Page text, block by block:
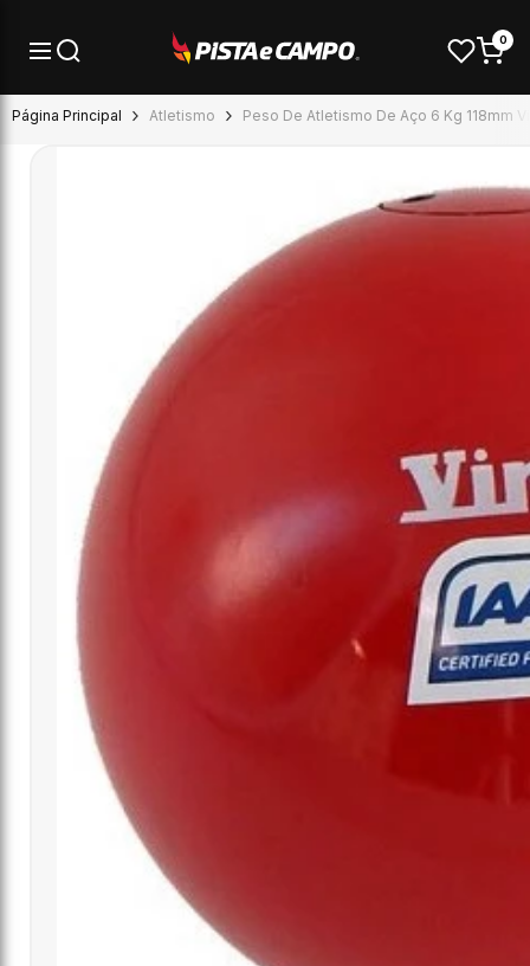
0
Página Principal Atletismo Peso De Atletismo De Aço 6 Kg 118mm